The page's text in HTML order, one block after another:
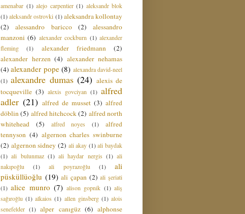
amenabar (1) alejo carpentier (1) aleksandr blok
(1) aleksandr ostrovki (1) aleksandra kollontay
(2)
alessandro baricco (2)
alessandro
manzoni (6) alexander cockburn (1) alexander
fleming
(1) alexander friedmann
(2)
alexander herzen (4) alexander nehamas
(4) alexander pope (8) alexandra david-neel
(1) alexandre dumas (24) alexis de
tocqueville (3) alexis govciyan (1) alfred
adler (21) alfred de musset (3) alfred
döblin (5) alfred hitchcock(2) alfred north
whitehead
(5) alfred noyes (1)
alfred
tennyson (4) algernon charles swinburne
(2) algernon sidney (2) ali akay (1) ali baydak
(1) ali bulunmaz (1) ali haydar nergis (1) ali
nakıpoğlu
(1) ali poyrazoğlu (1)
ali
püsküllüoğlu (19) ali çapan (2) ali şeriati
(1) alice munro (7) alison gopnik (1) aliş
sağıroğlu (1) alkaios (1) allen ginsberg (1) alois
senefelder (1) alper canıgüz (6) alphonse